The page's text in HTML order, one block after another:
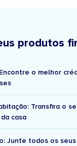
produtos
o melhor
Transfira o
casa
Junte todos os